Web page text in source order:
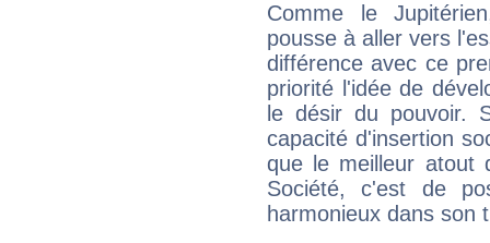
Comme le
pousse à aller vers
différence avec ce
priorité l'idée de
le désir du pouvoir.
capacité d'insertion
que le meilleur atout
Société, c'est de
harmonieux dans son